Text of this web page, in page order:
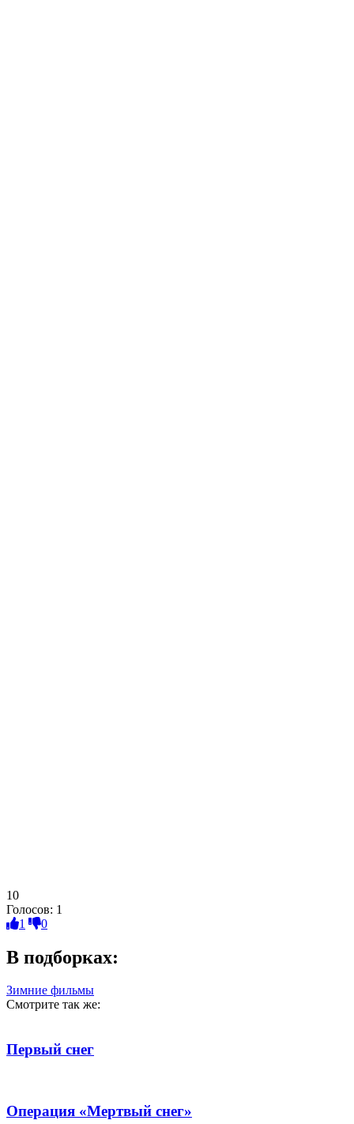
10
Голосов: 1
1
0
В подборках:
Зимние фильмы
Смотрите так же:
Первый снег
Операция «Мертвый снег»